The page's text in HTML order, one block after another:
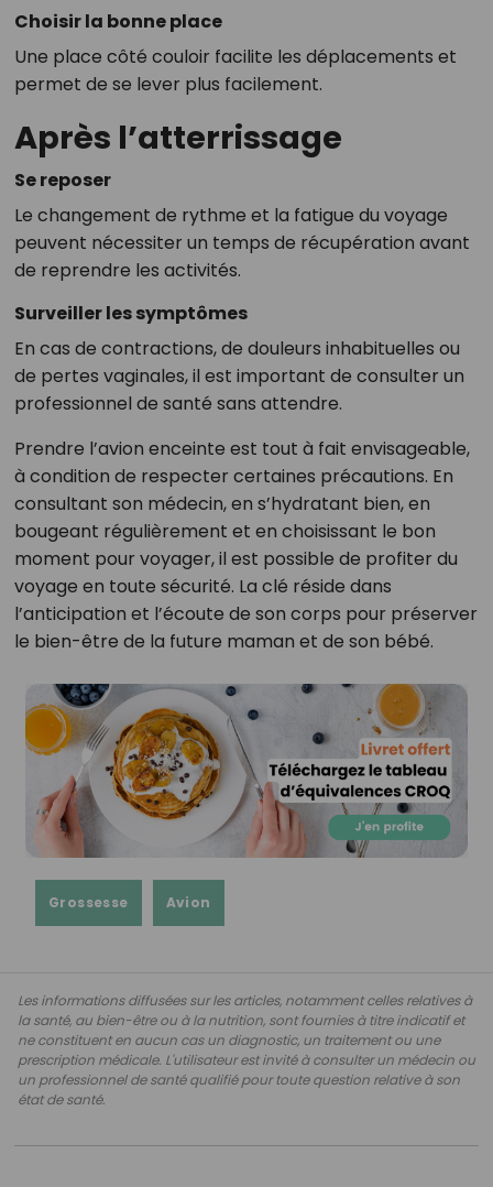
Choisir la bonne place
Une place côté couloir facilite les déplacements et
permet de se lever plus facilement.
Après l’atterrissage
Se reposer
Le changement de rythme et la fatigue du voyage
peuvent nécessiter un temps de récupération avant
de reprendre les activités.
Surveiller les symptômes
En cas de contractions, de douleurs inhabituelles ou
de pertes vaginales, il est important de consulter un
professionnel de santé sans attendre.
Prendre l’avion enceinte est tout à fait envisageable,
à condition de respecter certaines précautions. En
consultant son médecin, en s’hydratant bien, en
bougeant régulièrement et en choisissant le bon
moment pour voyager, il est possible de profiter du
voyage en toute sécurité. La clé réside dans
l’anticipation et l’écoute de son corps pour préserver
le bien-être de la future maman et de son bébé.
Grossesse Avion
Les informations diffusées sur les articles, notamment celles relatives à
la santé, au bien-être ou à la nutrition, sont fournies à titre indicatif et
ne constituent en aucun cas un diagnostic, un traitement ou une
prescription médicale. L'utilisateur est invité à consulter un médecin ou
un professionnel de santé qualifié pour toute question relative à son
état de santé.